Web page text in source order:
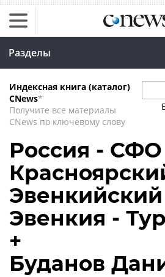
Разделы
Индексная книга (каталог)
CNews*
Получите все материалы
CNews по ключевому слову
Россия - СФО
Эвенкия -
+
Буданов